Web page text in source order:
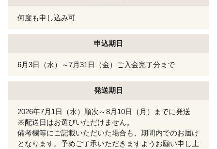
何度も申し込み可
申込期日
6月3日（水）～7月31日（金）ご入金完了分まで
発送期日
2026年7月1日（水）順次～8月10日（月）までに発送
※配送日はお選びいただけません。
備考欄等にご記載いただいた場合も、期間内でのお届け
となります。予めご了承いただきますようお願い申し上